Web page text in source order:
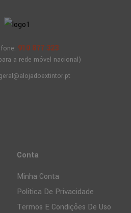
910 877 323
a rede móvel nacional)
Conta
Minha Conta
Política De Privacidade
Termos E Condições De Uso